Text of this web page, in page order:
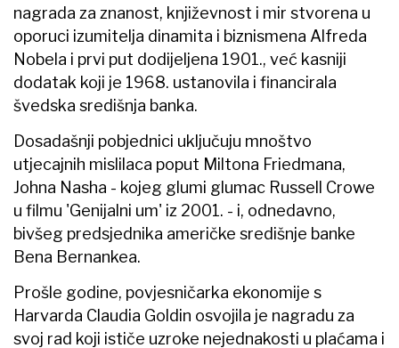
nagrada za znanost, književnost i mir stvorena u
oporuci izumitelja dinamita i biznismena Alfreda
Nobela i prvi put dodijeljena 1901., već kasniji
dodatak koji je 1968. ustanovila i financirala
švedska središnja banka.
Dosadašnji pobjednici uključuju mnoštvo
utjecajnih mislilaca poput Miltona Friedmana,
Johna Nasha - kojeg glumi glumac Russell Crowe
u filmu 'Genijalni um' iz 2001. - i, odnedavno,
bivšeg predsjednika američke središnje banke
Bena Bernankea.
Prošle godine, povjesničarka ekonomije s
Harvarda Claudia Goldin osvojila je nagradu za
svoj rad koji ističe uzroke nejednakosti u plaćama i